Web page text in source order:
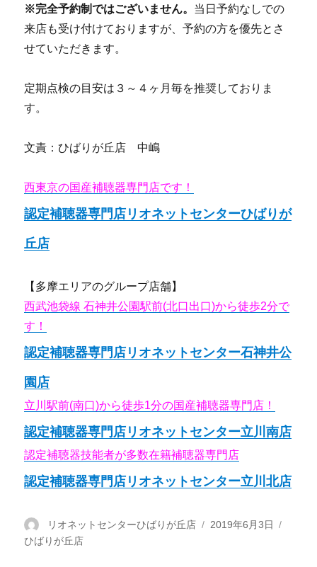
※完全予約制ではございません。 当日予約なしでの
来店も受け付けておりますが、予約の方を優先とさ
せていただきます。
定期点検の目安は３～４ヶ月毎を推奨しておりま
す。
文責：ひばりが丘店 中嶋
西東京の国産補聴器専門店です！
認定補聴器専門店リオネットセンターひばりが
丘店
【多摩エリアのグループ店舗】
西武池袋線 石神井公園駅前(北口出口)から徒歩2分で
す！
認定補聴器専門店リオネットセンター石神井公
園店
立川駅前(南口)から徒歩1分の国産補聴器専門店！
認定補聴器専門店リオネットセンター立川南店
認定補聴器技能者が多数在籍補聴器専門店
認定補聴器専門店リオネットセンター立川北店
投
稿
リオネットセンターひばりが丘店
投
2019年6月3日
ひばりが丘店